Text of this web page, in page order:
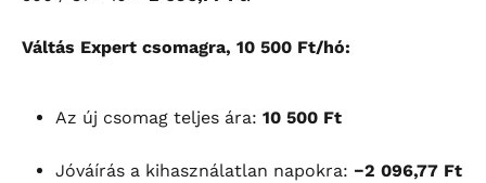
Váltás Expert csomagra, 10 500 Ft/hó:
Az új csomag teljes ára: 10 500 Ft
Jóváírás a kihasználatlan napokra: −2 096,77 Ft